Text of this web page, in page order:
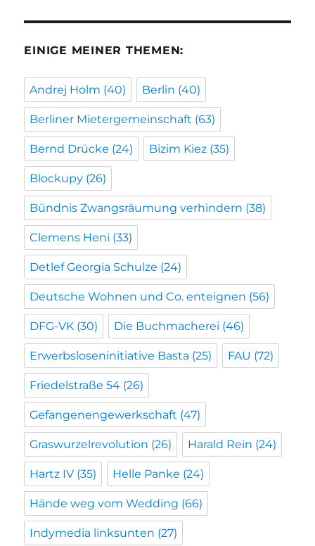
EINIGE MEINER THEMEN:
Andrej Holm (40) Berlin (40)
Berliner Mietergemeinschaft (63)
Bernd Drücke (24) Bizim Kiez (35)
Blockupy (26)
Bündnis Zwangsräumung verhindern (38)
Clemens Heni (33)
Detlef Georgia Schulze (24)
Deutsche Wohnen und Co. enteignen (56)
DFG-VK (30) Die Buchmacherei (46)
Erwerbsloseninitiative Basta (25) FAU (72)
Friedelstraße 54 (26)
Gefangenengewerkschaft (47)
Graswurzelrevolution (26) Harald Rein (24)
Hartz IV (35) Helle Panke (24)
Hände weg vom Wedding (66)
Indymedia linksunten (27)